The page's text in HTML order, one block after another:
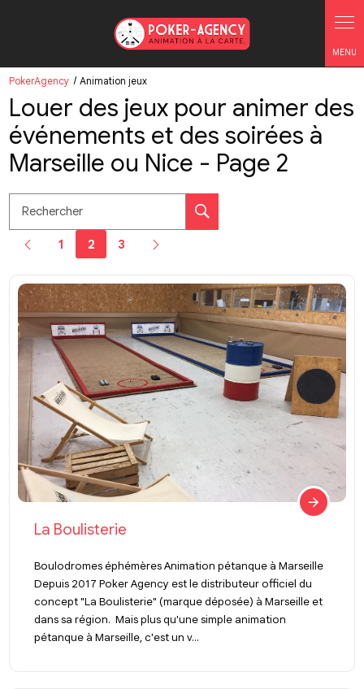
PokerAgency Animation jeux
Louer des jeux pour animer des
événements et des soirées à
Marseille ou Nice - Page 2
Rechercher
1 2 3
La Boulisterie
Boulodromes éphémères Animation pétanque à Marseille
Depuis 2017 Poker Agency est le distributeur officiel du
concept "La Boulisterie" (marque déposée) à Marseille et
dans sa région. Mais plus qu'une simple animation
pétanque à Marseille, c'est un v...